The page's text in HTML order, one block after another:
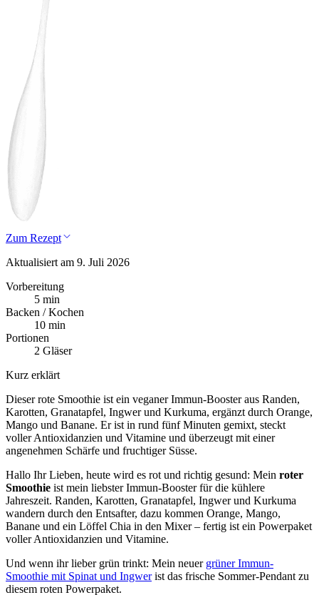
Zum Rezept
Aktualisiert am 9. Juli 2026
Vorbereitung
5 min
Backen / Kochen
10 min
Portionen
2 Gläser
Kurz erklärt
Dieser rote Smoothie ist ein veganer Immun-Booster aus Randen,
Karotten, Granatapfel, Ingwer und Kurkuma, ergänzt durch Orange,
Mango und Banane. Er ist in rund fünf Minuten gemixt, steckt
voller Antioxidanzien und Vitamine und überzeugt mit einer
angenehmen Schärfe und fruchtiger Süsse.
Hallo Ihr Lieben, heute wird es rot und richtig gesund: Mein roter
Smoothie ist mein liebster Immun-Booster für die kühlere
Jahreszeit. Randen, Karotten, Granatapfel, Ingwer und Kurkuma
wandern durch den Entsafter, dazu kommen Orange, Mango,
Banane und ein Löffel Chia in den Mixer – fertig ist ein Powerpaket
voller Antioxidanzien und Vitamine.
Und wenn ihr lieber grün trinkt: Mein neuer grüner Immun-
Smoothie mit Spinat und Ingwerist das frische Sommer-Pendant zu
diesem roten Powerpaket.